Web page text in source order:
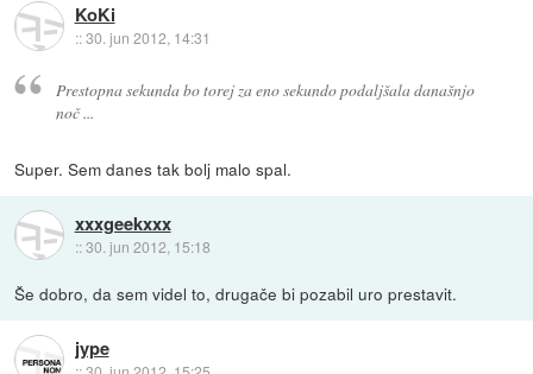
KoKi
::30. jun 2012, 14:31
Prestopna sekunda bo torej za eno sekundo podaljšala današnjo
noč ...
Super. Sem danes tak bolj malo spal.
xxxgeekxxx
::30. jun 2012, 15:18
Še dobro, da sem videl to, drugače bi pozabil uro prestavit.
jype